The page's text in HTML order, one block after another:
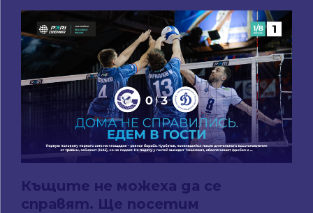
Къщите не можеха да се
справят. Ще посетим